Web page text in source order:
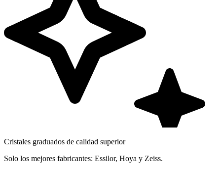
Cristales graduados de calidad superior
Solo los mejores fabricantes: Essilor, Hoya y Zeiss.